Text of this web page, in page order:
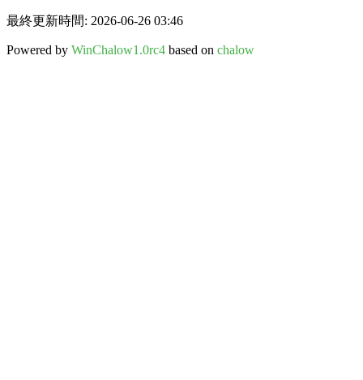
最終更新時間: 2026-06-26 03:46
Powered by WinChalow1.0rc4 based on chalow